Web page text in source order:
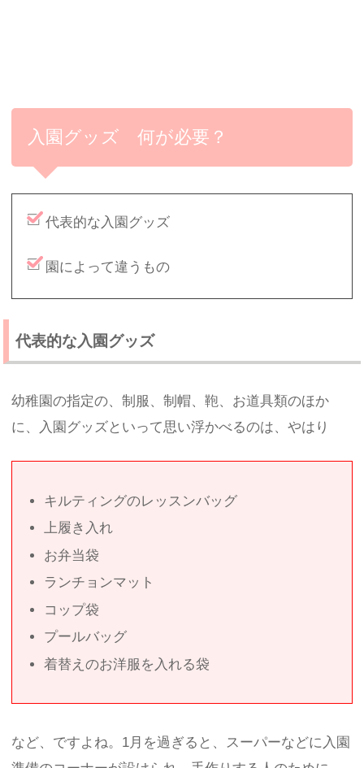
入園グッズ 何が必要？
代表的な入園グッズ
園によって違うもの
代表的な入園グッズ
幼稚園の指定の、制服、制帽、鞄、お道具類のほか
に、入園グッズといって思い浮かべるのは、やはり
キルティングのレッスンバッグ
上履き入れ
お弁当袋
ランチョンマット
コップ袋
プールバッグ
着替えのお洋服を入れる袋
など、ですよね。1月を過ぎると、スーパーなどに入園